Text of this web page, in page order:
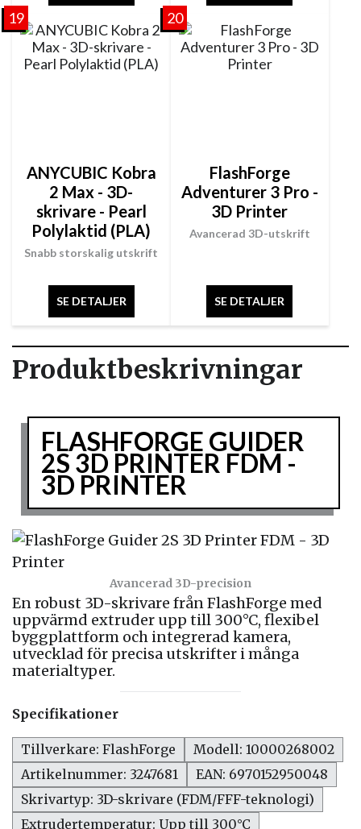
19
Snabb storskalig utskrift
ANYCUBIC Kobra
2 Max - 3D-
skrivare - Pearl
Polylaktid (PLA)
SE DETALJER
20
Avancerad 3D-utskrift
FlashForge
Adventurer 3 Pro -
3D Printer
SE DETALJER
Produktbeskrivningar
Avancerad 3D-precision
FLASHFORGE GUIDER
2S 3D PRINTER FDM -
3D PRINTER
En robust 3D-skrivare från FlashForge med
uppvärmd extruder upp till 300°C, flexibel
byggplattform och integrerad kamera,
utvecklad för precisa utskrifter i många
materialtyper.
Specifikationer
Tillverkare: FlashForge
Modell: 10000268002
Artikelnummer: 3247681
EAN: 6970152950048
Skrivartyp: 3D-skrivare (FDM/FFF-teknologi)
Extrudertemperatur: Upp till 300°C